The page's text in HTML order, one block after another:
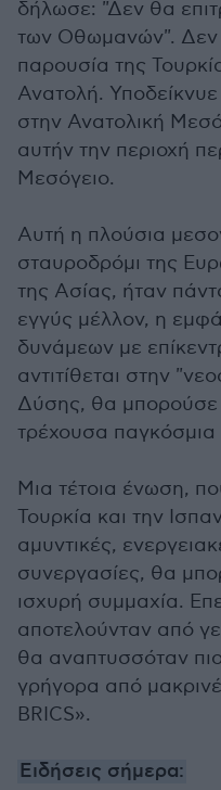
δήλωσε: "Δεν θα
των Οθωμανών". Δεν
παρουσία της
Ανατολή.
στην Ανατολική
αυτήν την περιοχή
Μεσόγειο.
Αυτή η πλούσια
σταυροδρόμι της
της Ασίας, ήταν
εγγύς μέλλον, η
δυνάμεων με
αντιτίθεται στην
Δύσης, θα μπορούσε
τρέχουσα
Μια τέτοια ένωση,
Τουρκία και την
αμυντικές,
συνεργασίες, θα
ισχυρή συμμαχία.
αποτελούνταν από
θα αναπτυσσόταν
γρήγορα από
BRICS».
Ειδήσεις σήμερα: